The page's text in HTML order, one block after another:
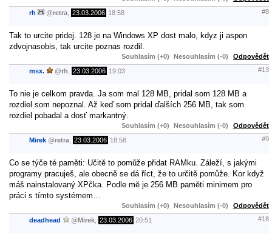
rh @retra 23.03.2006 18:58 #8
Tak to urcite pridej. 128 je na Windows XP dost malo, kdyz ji aspon
zdvojnasobis, tak urcite poznas rozdil.
Souhlasím (+0) Nesouhlasím (-0) Odpovědět
msx. @rh 23.03.2006 19:03 #13
To nie je celkom pravda. Ja som mal 128 MB, pridal som 128 MB a
rozdiel som nepoznal. Až keď som pridal ďalších 256 MB, tak som
rozdiel pobadal a dosť markantný.
Souhlasím (+0) Nesouhlasím (-0) Odpovědět
Mirek @retra 23.03.2006 18:58 #9
Co se týče té paměti: Učitě to pomůže přidat RAMku. Záleží, s jakými
programy pracuješ, ale obecně se dá říct, že to určitě pomůže. Kor když
máš nainstalovaný XPčka. Podle mě je 256 MB paměti minimem pro
práci s tímto systémem…
Souhlasím (+0) Nesouhlasím (-0) Odpovědět
deadhead @Mirek 23.03.2006 20:51 #18